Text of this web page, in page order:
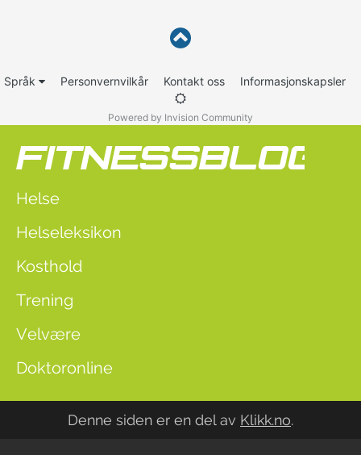
Språk Personvernvilkår Kontakt oss Informasjonskapsler
Powered by Invision Community
Helse
Helseleksikon
Kosthold
Trening
Velvære
Doktoronline
Denne siden er en del av Klikk.no.